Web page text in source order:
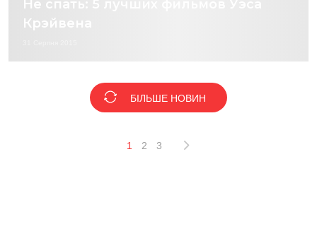
Не спать: 5 лучших фильмов Уэса
Крэйвена
БІЛЬШЕ НОВИН
1 2 3